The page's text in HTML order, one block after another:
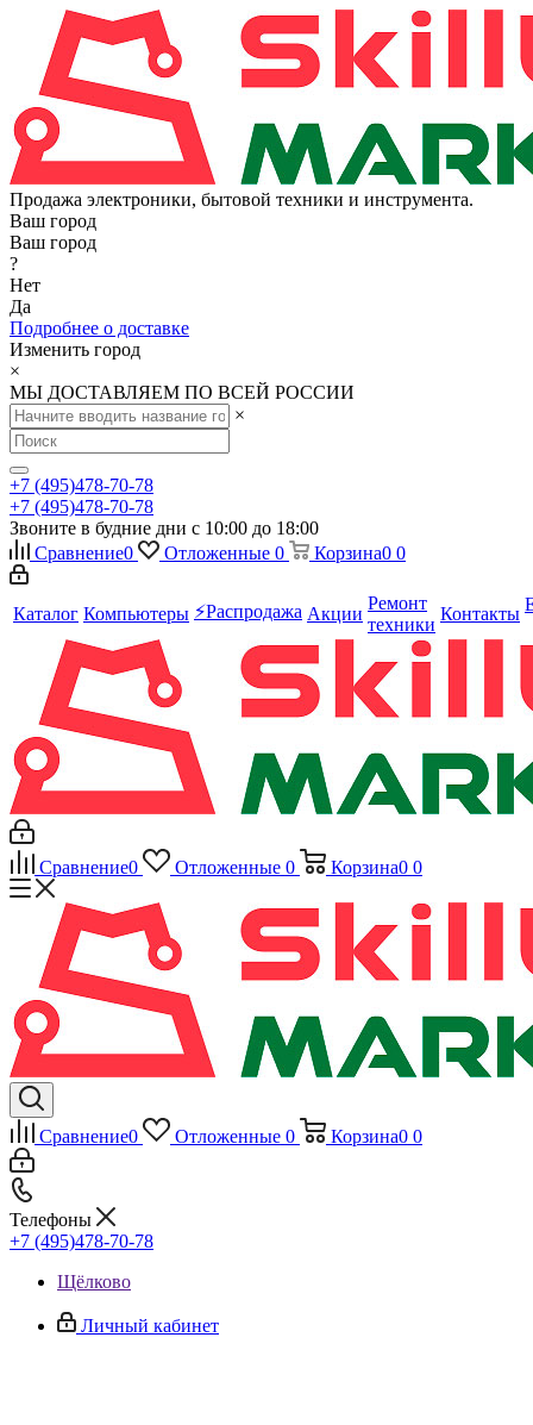
Продажа электроники, бытовой техники и инструмента.
Ваш город
Ваш город
?
Нет
Да
Подробнее о доставке
Изменить город
×
МЫ ДОСТАВЛЯЕМ ПО ВСЕЙ РОССИИ
×
+7 (495)478-70-78
+7 (495)478-70-78
Звоните в будние дни с 10:00 до 18:00
Сравнение0 Отложенные 0 Корзина0 0
Каталог Компьютеры ⚡️Распродажа Акции
Ремонт
техники
Контакты
Сравнение0 Отложенные 0 Корзина0 0
Сравнение0 Отложенные 0 Корзина0 0
Телефоны
+7 (495)478-70-78
Щёлково
Личный кабинет